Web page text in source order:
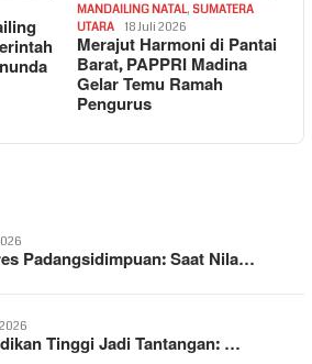
MANDAILING NATAL, SUMATERA
UTARA
18 Juli 2026
Merajut Harmoni di Pantai
Barat, PAPPRI Madina
Gelar Temu Ramah
Pengurus
Padangsidimpuan: Saat Nila…
Tinggi Jadi Tantangan: …